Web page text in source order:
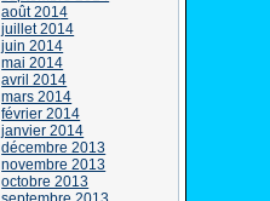
août 2014
juillet 2014
juin 2014
mai 2014
avril 2014
mars 2014
février 2014
janvier 2014
décembre 2013
novembre 2013
octobre 2013